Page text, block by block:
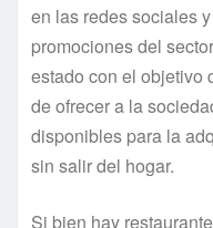
en las redes sociales
promociones del
estado con el objetivo
de ofrecer a la
disponibles para la
sin salir del hogar.
Si bien hay